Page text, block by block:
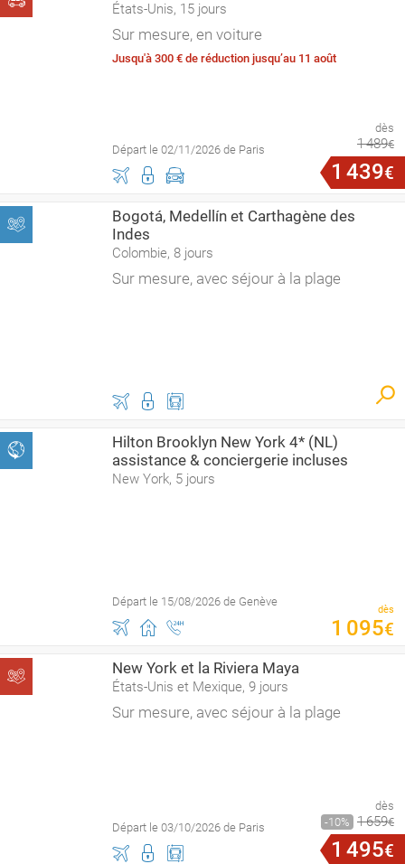
États-Unis, 15 jours
Sur mesure, en voiture
Jusqu'à 300 € de réduction jusqu’au 11 août
Départ le 02/11/2026 de Paris
dès
1489€
1 439€
Bogotá, Medellín et Carthagène des
Indes
Colombie, 8 jours
Sur mesure, avec séjour à la plage
Hilton Brooklyn New York 4* (NL)
assistance & conciergerie incluses
New York, 5 jours
Départ le 15/08/2026 de Genève
dès
1 095€
New York et la Riviera Maya
États-Unis et Mexique, 9 jours
Sur mesure, avec séjour à la plage
Départ le 03/10/2026 de Paris
dès
10
1659€
1 495€